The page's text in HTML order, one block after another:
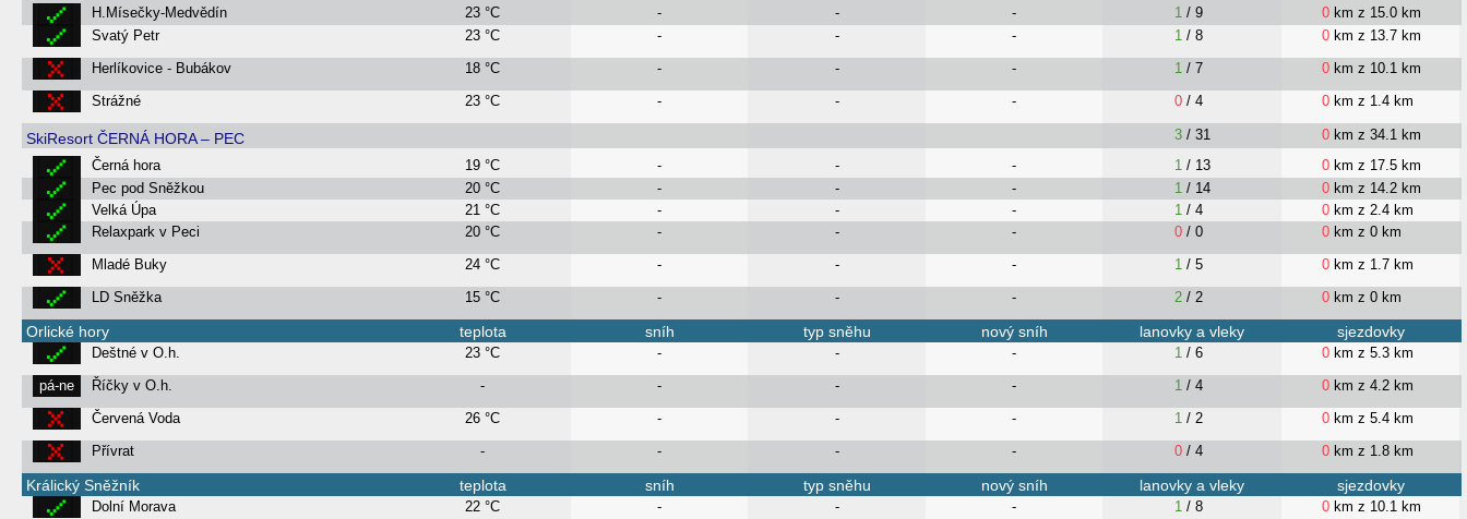
H.Mísečky-Medvědín
23 °C - - - 1/ 9 0km z 15.0 km
Svatý Petr
23 °C - - - 1/ 8 0km z 13.7 km
Herlíkovice - Bubákov 18 °C - - - 1/ 7 0km z 10.1 km
Strážné 23 °C - - - 0/ 4 0km z 1.4 km
SkiResort ČERNÁ HORA – PEC 3/ 31 0km z 34.1 km
Černá hora
19 °C - - - 1/ 13 0km z 17.5 km
Pec pod Sněžkou
20 °C - - - 1/ 14 0km z 14.2 km
Velká Úpa
21 °C - - - 1/ 4 0km z 2.4 km
Relaxpark v Peci
20 °C - - - 0/ 0 0km z 0 km
Mladé Buky 24 °C - - - 1/ 5 0km z 1.7 km
LD Sněžka 15 °C - - - 2/ 2 0km z 0 km
Orlické hory teplota sníh typ sněhu nový sníh lanovky a vleky sjezdovky
Deštné v O.h. 23 °C - - - 1/ 6 0km z 5.3 km
pá-ne Říčky v O.h. - - - - 1/ 4 0km z 4.2 km
Červená Voda 26 °C - - - 1/ 2 0km z 5.4 km
Přívrat - - - - 0/ 4 0km z 1.8 km
Králický Sněžník teplota sníh typ sněhu nový sníh lanovky a vleky sjezdovky
Dolní Morava 22 °C - - - 1/ 8 0km z 10.1 km